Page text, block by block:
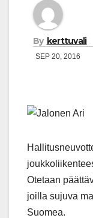
By kerttuvali
SEP 20, 2016
Otetaan
joilla sujuva
Suomea.